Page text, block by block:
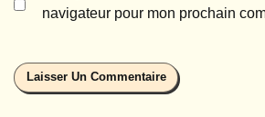
navigateur pour mon prochain